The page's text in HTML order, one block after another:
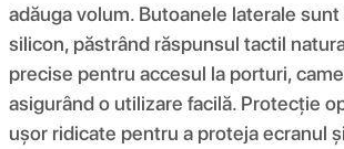
adăuga volum. Butoanele laterale
silicon, păstrând răspunsul tactil
precise pentru accesul la porturi,
asigurând o utilizare facilă. Protecție
ușor ridicate pentru a proteja ecranul